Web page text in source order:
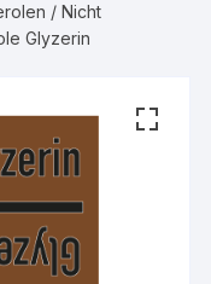
/Nicht
Glyzerin